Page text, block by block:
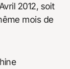
2012, soit
mois de